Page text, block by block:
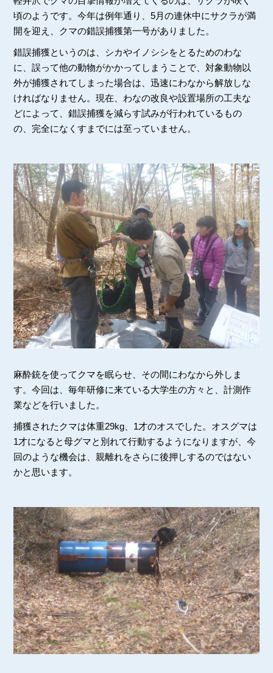
頃のようです。今年は例年通り、5月の連休中にサクラが満
開を迎え、クマの錯誤捕獲第一号がありました。
錯誤捕獲というのは、シカやイノシシをとるためのわな
に、誤って他の動物がかかってしまうことで、対象動物以
外が捕獲されてしまった場合は、迅速にわなから解放しな
ければなりません。現在、わなの改良や設置場所の工夫な
どによって、錯誤捕獲を減らす試みが行われているもの
の、完全になくすまでには至っていません。
麻酔銃を使ってクマを眠らせ、その間にわなから外しま
す。今回は、毎年研修に来ている大学生の方々と、計測作
業などを行いました。
捕獲されたクマは体重29kg、1才のオスでした。オスグマは
1才になると母グマと別れて行動するようになりますが、今
回のような機会は、親離れをさらに後押しするのではない
かと思います。